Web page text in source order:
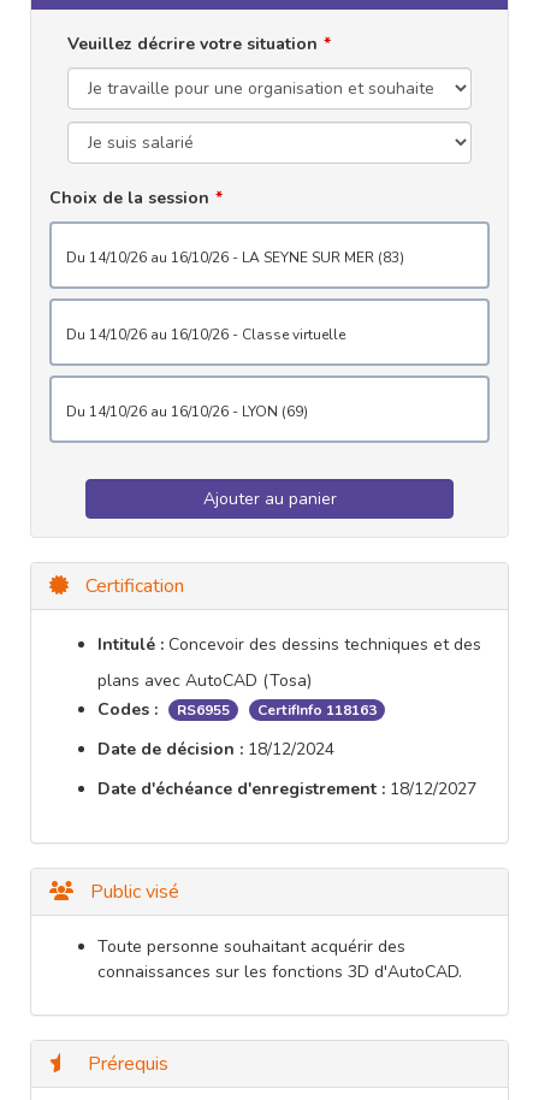
Veuillez décrire votre situation
Choix de la session
du 14/10/26 au 16/10/26 - LA SEYNE SUR MER (83)
du 14/10/26 au 16/10/26 - Classe virtuelle
du 14/10/26 au 16/10/26 - LYON (69)
Ajouter au panier
Certification
Intitulé : Concevoir des dessins techniques et des
plans avec AutoCAD (Tosa)
Codes :
RS6955 CertifInfo 118163
Date de décision : 18/12/2024
Date d'échéance d'enregistrement : 18/12/2027
Public visé
Toute personne souhaitant acquérir des
connaissances sur les fonctions 3D d'AutoCAD.
Prérequis